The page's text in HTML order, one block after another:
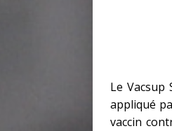
Le
appliqué
vaccin